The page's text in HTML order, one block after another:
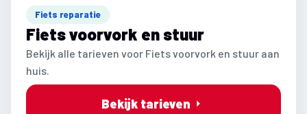
Fiets reparatie
Fiets voorvork en stuur
Bekijk alle tarieven voor Fiets voorvork en stuur aan
huis.
Bekijk tarieven